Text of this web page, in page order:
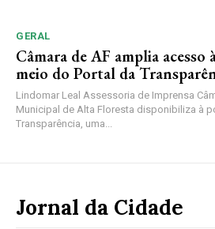
GERAL
Câmara de AF amplia
meio do Portal da
Lindomar Leal Assessoria de Imprensa
Municipal de Alta Floresta disponibiliza à
Transparência, uma...
Jornal da Cidade